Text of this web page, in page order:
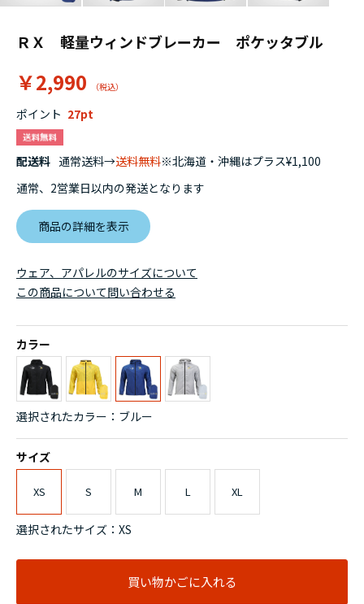
ＲＸ 軽量ウィンドブレーカー ポケッタブル
￥2,990
ポイント 27
配送料 通常送料→送料無料※北海道・沖縄はプラス¥1,100
通常、2営業日以内の発送となります
商品の詳細を表示
ウェア、アパレルのサイズについて
カラー
選択されたカラー：ブルー
サイズ
XS S M L XL
選択されたサイズ：XS
買い物かごに入れる
この商品について問い合わせる